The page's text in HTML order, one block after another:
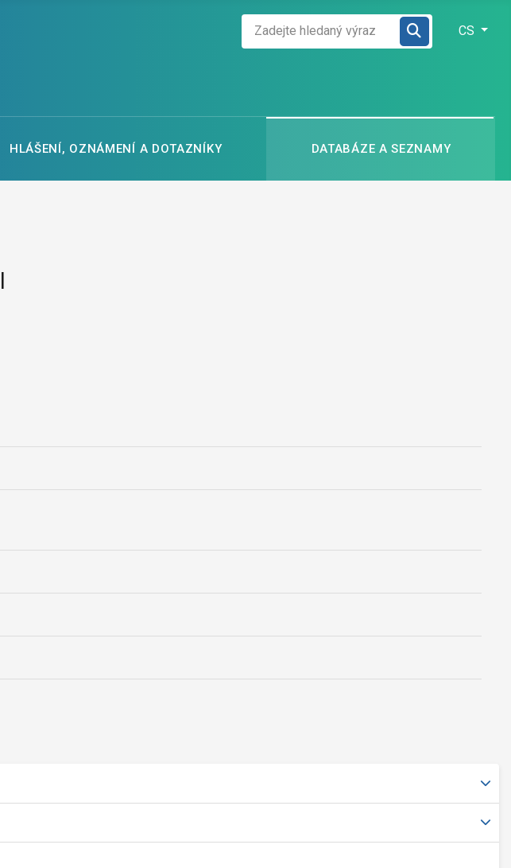
CS
HLÁŠENÍ, OZNÁMENÍ A DOTAZNÍKY DATABÁZE A SEZNAMY